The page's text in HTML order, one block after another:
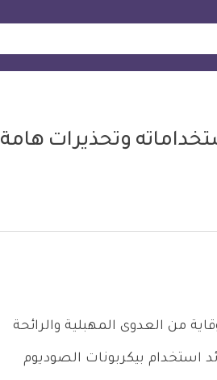
وتحذيرات هامة
من العدوى المهبلية والرائحة
استخدام بيكربونات الصوديوم